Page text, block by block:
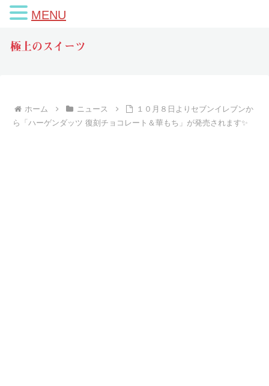
極上のスイーツ
ホーム ニュース
１０月８日よりセブンイレブンか
ら「ハーゲンダッツ 復刻チョコレート＆華もち」が発売されます✨
MENU